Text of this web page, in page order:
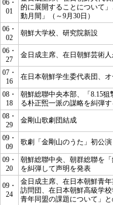
06・
01
的に展開することについて」
動月間」（～9月30日）
06・
02
朝鮮大学校、研究院新設
06・
27
金日成主席、在日朝鮮芸術
07・
16
在日本朝鮮学生委代表団、
08・
18
朝鮮総聯中央本部、「8.15
る朴正煕一派の謀略を糾弾す
08・
29
金剛山歌劇団結成
09・
09
歌劇「金剛山のうた」初公演
09・
20
朝鮮総聯中央、朝群総聯を
を糾弾して声明を発表
09・
24
金日成主席、在日本朝鮮青
訪問団、在日本朝鮮高級学
青年同盟の課題について」